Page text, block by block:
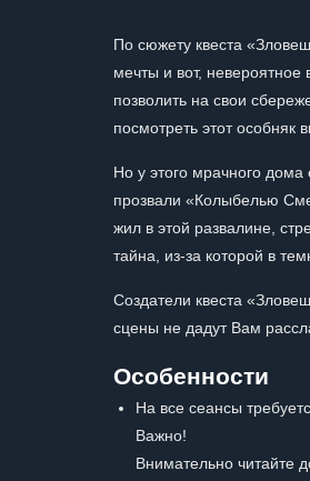
По сюжету квеста
мечты и вот,
позволить на свои
посмотреть этот
Но у этого мрачного
прозвали «Колыбелью
жил в этой развалине,
тайна, из-за которой в
Создатели квеста
сцены не дадут Вам
Особенности
На все сеансы
Важно!
Внимательно читайте